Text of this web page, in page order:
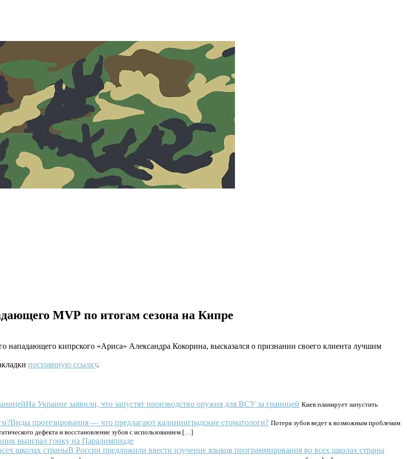
MVP по итогам сезона на Кипре
кипрского «Ариса» Александра Кокорина, высказался о признании своего клиента лучшим
постоянную ссылку.
На Украине заявили, что запустят производство оружия для ВСУ за границей Киев планирует запустить
Виды протезирования — что предлагают калининградские стоматологи? Потеря зубов ведет к возможным проблемам
дефекта и восстановление зубов с использованием […]
выиграл гонку на Паралимпиаде
В России предложили ввести изучение языков программирования во всех школах страны